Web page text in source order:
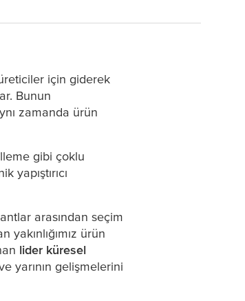
için giderek
Bunun
zamanda ürün
gibi çoklu
arasından seçim
ürün
lider küresel
yarının gelişmelerini